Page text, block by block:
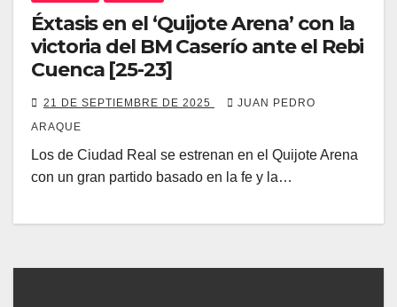
Éxtasis en el ‘Quijote Arena’ con la
victoria del BM Caserío ante el Rebi
Cuenca [25-23]
21 DE SEPTIEMBRE DE 2025
JUAN PEDRO
ARAQUE
Los de Ciudad Real se estrenan en el Quijote Arena
con un gran partido basado en la fe y la…